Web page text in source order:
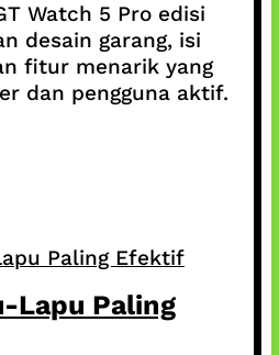
Watch 5 Pro edisi
desain garang, isi
fitur menarik yang
dan pengguna aktif.
Lapu Paling